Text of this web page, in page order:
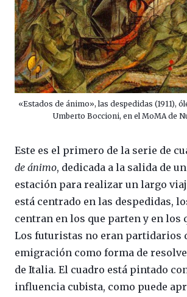
«Estados de ánimo», las despedidas (1911),
Umberto Boccioni, en el MoMA de
Este es el primero de la serie de
de ánimo, dedicada a la salida de
estación para realizar un largo
está centrado en las despedidas,
centran en los que parten y en los
Los futuristas no eran partidarios
emigración como forma de
de Italia. El cuadro está pintado
influencia cubista, como puede